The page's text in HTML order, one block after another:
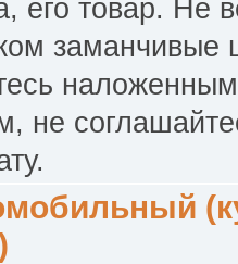
его товар. Не
заманчивые
наложенным
не